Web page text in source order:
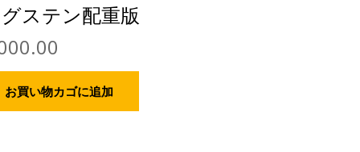
ステン配重版
お買い物カゴに追加